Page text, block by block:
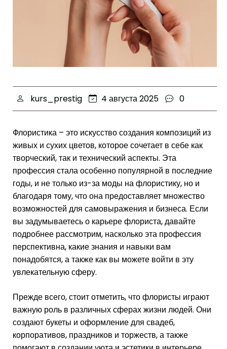
kurs_prestig 4 августа 2025 0
Флористика – это искусство создания композиций из
живых и сухих цветов, которое сочетает в себе как
творческий, так и технический аспекты. Эта
профессия стала особенно популярной в последние
годы, и не только из-за моды на флористику, но и
благодаря тому, что она предоставляет множество
возможностей для самовыражения и бизнеса. Если
вы задумываетесь о карьере флориста, давайте
подробнее рассмотрим, насколько эта профессия
перспективна, какие знания и навыки вам
понадобятся, а также как вы можете войти в эту
увлекательную сферу.
Прежде всего, стоит отметить, что флористы играют
важную роль в различных сферах жизни людей. Они
создают букеты и оформление для свадеб,
корпоративов, праздников и торжеств, а также